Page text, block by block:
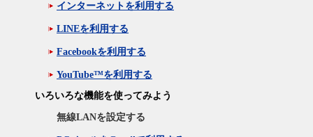
インターネットを利用する
LINEを利用する
Facebookを利用する
YouTube™を利用する
いろいろな機能を使ってみよう
無線LANを設定する